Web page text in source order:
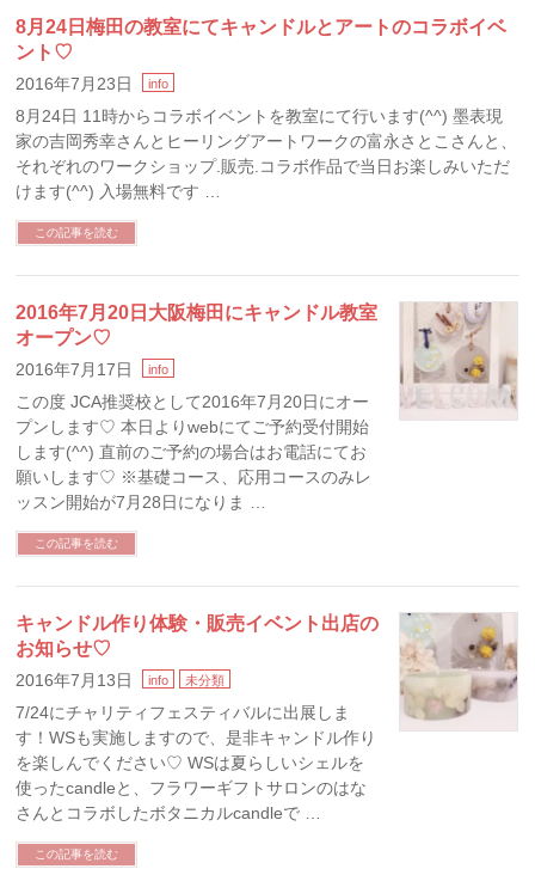
8月24日梅田の教室にてキャンドルとアートのコラボイベ
ント♡
2016年7月23日 info
8月24日 11時からコラボイベントを教室にて行います(^^) 墨表現
家の吉岡秀幸さんとヒーリングアートワークの富永さとこさんと、
それぞれのワークショップ.販売.コラボ作品で当日お楽しみいただ
けます(^^) 入場無料です …
この記事を読む
2016年7月20日大阪梅田にキャンドル教室
オープン♡
2016年7月17日 info
この度 JCA推奨校として2016年7月20日にオー
プンします♡ 本日よりwebにてご予約受付開始
します(^^) 直前のご予約の場合はお電話にてお
願いします♡ ※基礎コース、応用コースのみレ
ッスン開始が7月28日になりま …
この記事を読む
キャンドル作り体験・販売イベント出店の
お知らせ♡
2016年7月13日 info 未分類
7/24にチャリティフェスティバルに出展しま
す！WSも実施しますので、是非キャンドル作り
を楽しんでください♡ WSは夏らしいシェルを
使ったcandleと、フラワーギフトサロンのはな
さんとコラボしたボタニカルcandleで …
この記事を読む